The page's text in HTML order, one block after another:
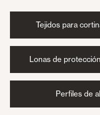
Tejidos para
Lonas de
Perfiles de